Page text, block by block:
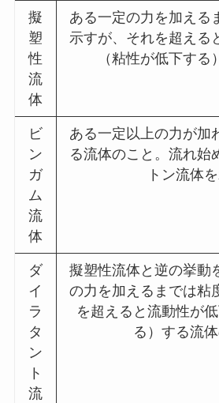
擬
塑
性
流
体
ある一定の力を加える
示すが、それを超える
（粘性が低下する
ビ
ン
ガ
ム
流
体
ある一定以上の力が加
る流体のこと。流れ始
トン流体
ダ
イ
ラ
タ
ン
ト
流
擬塑性流体と逆の挙動
の力を加えるまでは粘
を超えると流動性が
る）する流